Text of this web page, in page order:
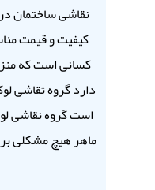
نقاشی ساختمان
کیفیت و قیمت
کسانی است که
دارد گروه تقاشی
است گروه نقاشی
ماهر هیچ مشکلی